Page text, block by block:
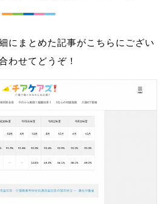
にまとめた記事がこちらにござい
わせてどうぞ！